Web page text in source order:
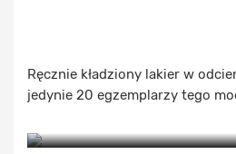
Ręcznie kładziony lakier w
jedynie 20 egzemplarzy tego